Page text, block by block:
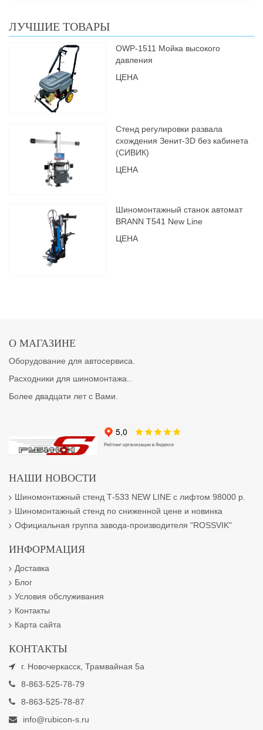
ЛУЧШИЕ ТОВАРЫ
OWP-1511 Мойка высокого
давления
ЦЕНА
Стенд регулировки развала
схождения Зенит-3D без кабинета
(СИВИК)
ЦЕНА
Шиномонтажный станок автомат
BRANN Т541 New Line
ЦЕНА
О МАГАЗИНЕ
Оборудование для автосервиса.
Расходники для шиномонтажа..
Более двадцати лет с Вами.
НАШИ НОВОСТИ
Шиномонтажный стенд Т-533 NEW LINE с лифтом 98000 р.
Шиномонтажный стенд по сниженной цене и новинка
Официальная группа завода-производителя "ROSSVIK"
ИНФОРМАЦИЯ
Доставка
Блог
Условия обслуживания
Контакты
Карта сайта
КОНТАКТЫ
г. Новочеркасск, Трамвайная 5а
8-863-525-78-79
8-863-525-78-87
info@rubicon-s.ru